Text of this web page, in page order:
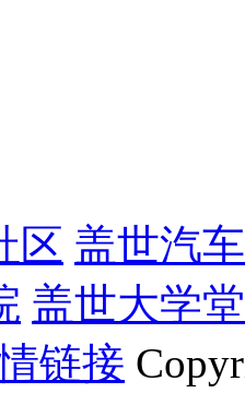
区 盖世汽
盖世大学堂
链接